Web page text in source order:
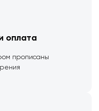
оплата
прописаны